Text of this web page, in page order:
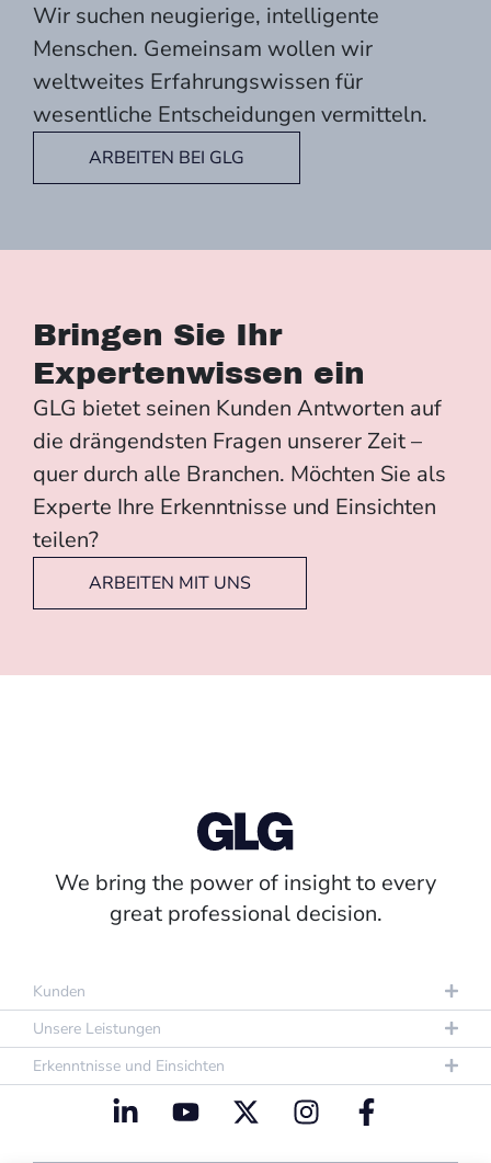
Wir suchen neugierige, intelligente
Menschen. Gemeinsam wollen wir
weltweites Erfahrungswissen für
wesentliche Entscheidungen vermitteln.
ARBEITEN BEI GLG
Bringen Sie Ihr
Expertenwissen ein
GLG bietet seinen Kunden Antworten auf
die drängendsten Fragen unserer Zeit –
quer durch alle Branchen. Möchten Sie als
Experte Ihre Erkenntnisse und Einsichten
teilen?
ARBEITEN MIT UNS
We bring the power of insight to every
great professional decision.
Kunden
Unsere Leistungen
Erkenntnisse und Einsichten